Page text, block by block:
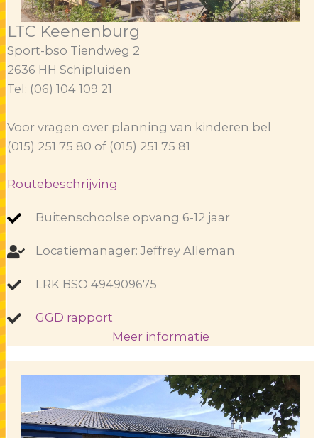
LTC Keenenburg
Sport-bso Tiendweg 2
2636 HH Schipluiden
Tel: (06) 104 109 21
Voor vragen over planning van kinderen bel
(015) 251 75 80 of (015) 251 75 81
Routebeschrijving
Buitenschoolse opvang 6-12 jaar
Locatiemanager: Jeffrey Alleman
LRK BSO 494909675
GGD rapport
Meer informatie